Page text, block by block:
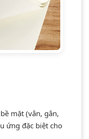
mặt (vân, gân,
ứng đặc biệt cho